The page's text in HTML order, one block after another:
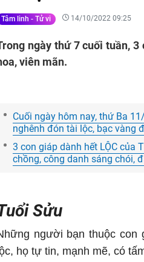
Tâm linh - Tử vi 14/10/2022 09:25
ngày thứ 7 cuối tuần,
viên mãn.
Cuối ngày hôm nay, thứ Ba
nghênh đón tài lộc, bạc vàng
3 con giáp dành hết LỘC của
chồng, công danh sáng chói,
Sửu
người bạn thuộc con
họ tự tin, mạnh mẽ, có